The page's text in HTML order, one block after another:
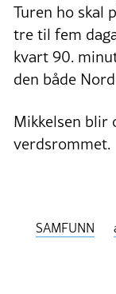
Turen ho skal
tre til fem
kvart 90.
den både
Mikkelsen blir
verdsrommet.
SAMFUNN